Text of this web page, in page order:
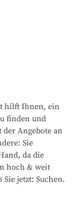
hilft Ihnen, ein
finden und
Angebote an
Sie
da die
hoch & weit
jetzt: Suchen.